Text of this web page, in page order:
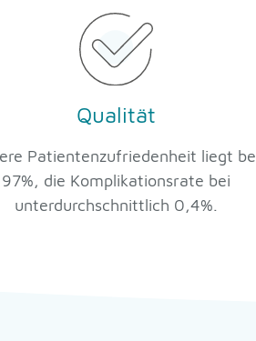
Qualität
Patientenzufriedenheit liegt
97%, die Komplikationsrate bei
unterdurchschnittlich 0,4%.